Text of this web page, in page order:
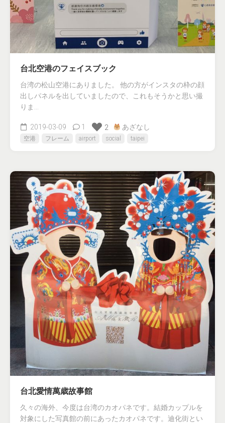
台北空港のフェイスブック
台湾の松山空港にありました。 他の方がインスタの枠の顔
出しパネルを出していましたので、これもそうかと思い撮
りま...
2019-03-09 1 2 あざなし
空港 フレーム airport social taipei
台北愛情萬歳故事館
久々の海外、今度は台湾のカオパネです。結婚カップルを
対象にした写真館の前にあったカオパネです。迪化街とい